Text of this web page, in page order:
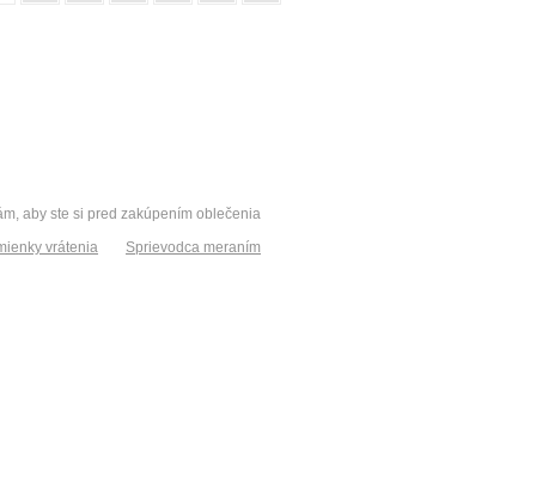
aby ste si pred zakúpením oblečenia
vrátenia Sprievodca meraním